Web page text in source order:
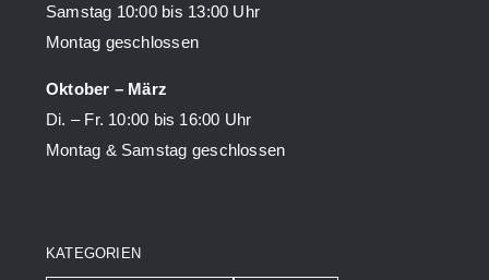
Samstag 10:00 bis 13:00 Uhr
Montag geschlossen
Oktober – März
Di. – Fr. 10:00 bis 16:00 Uhr
Montag & Samstag geschlossen
KATEGORIEN